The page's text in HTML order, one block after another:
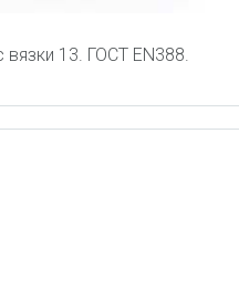
13. ГОСТ EN388.